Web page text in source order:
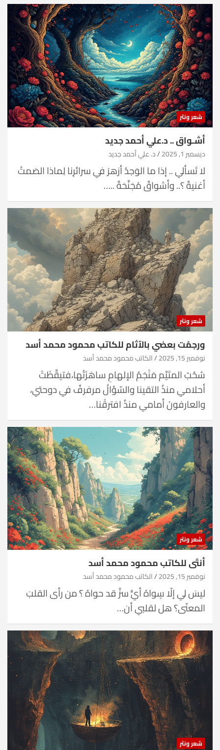
شعر ونثر
أشـواق .. د.علي أحمد جديد
ديسمبر 1, 2025 د. علي أحمد جديد
لا تَسألي .. إذا ما الوَجدُ أزهرَ في سرائرِنا لِماذا الصَمتُ
أغنيةٌ ؟.. وأشواقٌ مُجَنَّحَةٌ ..…
شعر ونثر
ورجمُت بعضي بالآثام للكاتب محمود محمد أسد
نوفمبر 15, 2025 الكاتب محمود محمد أسد
سُحُبُ المتَيَّم مَنْجَمُ الإلهامِ ساهَرْتُها،فتيقَّظَتْ
أحلامي منذُ التقينا والسّؤالُ مرفرفٌ في دوحتي،
والعارفونَ أمامي منذُ افترقْنا…
شعر ونثر
أنثى للكاتب محمود محمد أسد
نوفمبر 15, 2025 الكاتب محمود محمد أسد
ليسَ لي إلّا سٍواهُ أيُّ سرٍّ قد حواهُ ؟ من رأى القلبَ
المعنّى؟ هل لقلبي أن…
شعر ونثر